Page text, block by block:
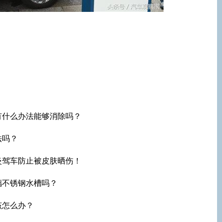
么办法能够消除吗？
？
车防止被皮肤晒伤！
锈钢水槽吗？
么办？